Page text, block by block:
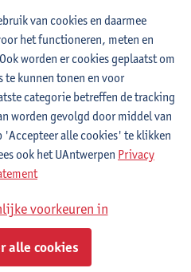
de UAntwerpen.
aan te vragen via het
van een UA-
Antwerpen - Faculteiten -
– Studeren en onderwijs >
de vermelde deadline op
van de faculteit
worden.
Ann Coen
Glen D'haenens
van cookies en daarmee
het functioneren, meten en
worden er cookies geplaatst om
te kunnen tonen en voor
categorie betreffen de tracking
worden gevolgd door middel van
'Accepteer alle cookies' te klikken
ook het UAntwerpen Privacy
voorkeuren in
alle cookies